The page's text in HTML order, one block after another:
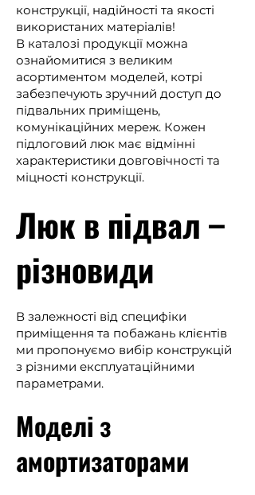
конструкції, надійності та якості
використаних матеріалів!
В каталозі продукції можна
ознайомитися з великим
асортиментом моделей, котрі
забезпечують зручний доступ до
підвальних приміщень,
комунікаційних мереж. Кожен
підлоговий люк має відмінні
характеристики довговічності та
міцності конструкції.
Люк в підвал –
різновиди
В залежності від специфіки
приміщення та побажань клієнтів
ми пропонуємо вибір конструкцій
з різними експлуатаційними
параметрами.
Моделі з
амортизаторами